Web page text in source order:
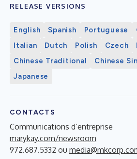
RELEASE VERSIONS
English Spanish Portuguese
Italian
Dutch Polish Czech
Chinese Traditional
Chinese
Japanese
CONTACTS
Communications d’entreprise
marykay.com/newsroom
972.687.5332 ou